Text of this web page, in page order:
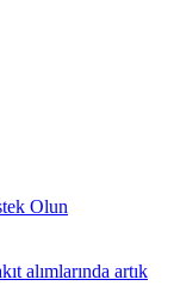
Olun
alımlarında artık